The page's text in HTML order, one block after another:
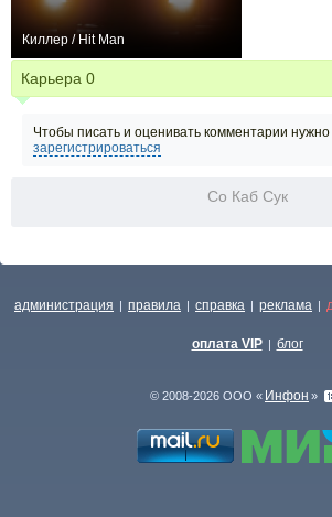
Киллер / Hit Man
Карьера 0
Чтобы писать и оценивать комментарии нужно
зарегистрироваться
Со Каб Сук
администрация | правила | справка | реклама |
оплата VIP | блог
© 2008-2026 ООО « Инфон »